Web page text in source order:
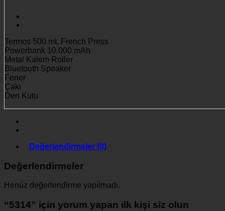
Termos 500 mL French Press
Powerbank 10.000 mAh
Metal Kalem Roller
Bluetooth Speaker
Fener
Çakı
Deri Kutu
Değerlendirmeler (0)
Değerlendirmeler
Henüz değerlendirme yapılmadı.
“5314” için yorum yapan ilk kişi siz olun